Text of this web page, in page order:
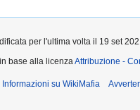
per l'ultima volta il 19 set
base alla licenza Attribuzione -
Informazioni su WikiMafia